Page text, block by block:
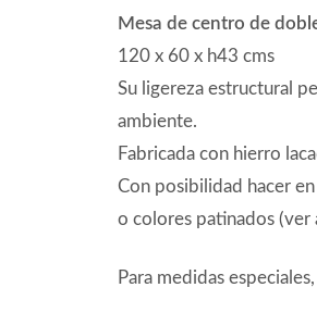
Mesa de centro de
120 x 60 x h43 cms
Su ligereza estructural
ambiente.
Fabricada con hierro
Con posibilidad hacer
o colores patinados (ver
Para medidas